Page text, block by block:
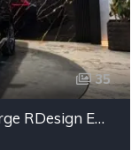
35
VOLVO XC60 2.0 T8 AWD Recharge RDesign Exp Auto